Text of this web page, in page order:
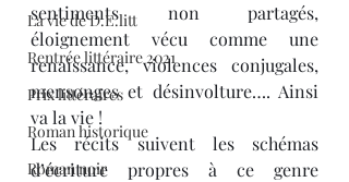
La vie de D.E.litt
Rentrée littéraire 2021
Prix littéraires
Roman historique
Roman noir
sentiments non partagés,
éloignement vécu comme une
renaissance, violences conjugales,
mensonges et désinvolture…. Ainsi
va la vie !
Les récits suivent les schémas
d’écriture propres à ce genre